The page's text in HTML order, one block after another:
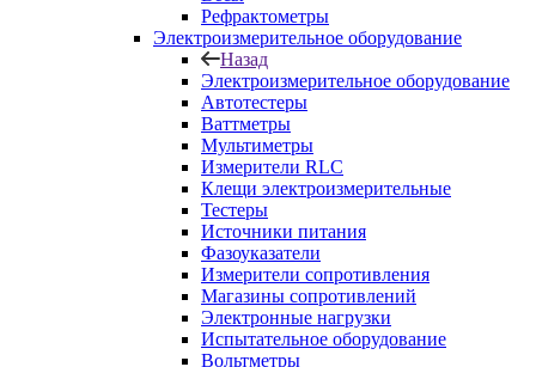
Рефрактометры
Электроизмерительное оборудование
Назад
Электроизмерительное оборудование
Автотестеры
Ваттметры
Мультиметры
Измерители RLC
Клещи электроизмерительные
Тестеры
Источники питания
Фазоуказатели
Измерители сопротивления
Магазины сопротивлений
Электронные нагрузки
Испытательное оборудование
Вольтметры